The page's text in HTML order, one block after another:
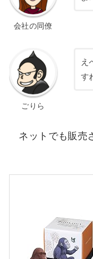
会社の同僚
ごりら
え
す
ネットでも販売